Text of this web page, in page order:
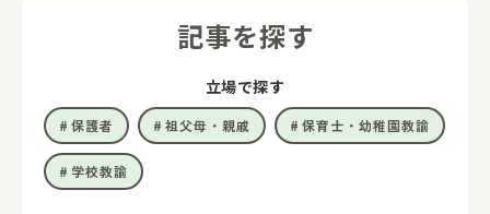
記事を探す
立場で探す
保護者 祖父母・親戚 保育士・幼稚園教諭
学校教諭